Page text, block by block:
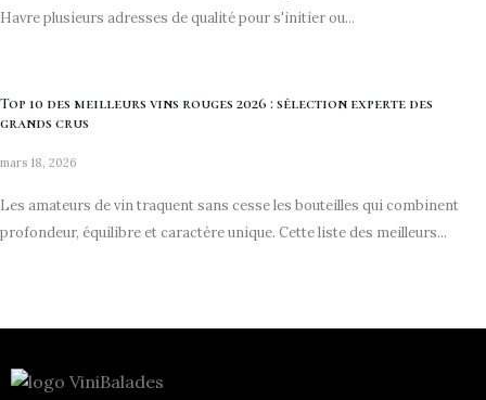
Havre plusieurs adresses de qualité pour s'initier ou...
Top 10 des meilleurs vins rouges 2026 : sélection experte des
grands crus
mars 18, 2026
Les amateurs de vin traquent sans cesse les bouteilles qui combinent
profondeur, équilibre et caractère unique. Cette liste des meilleurs...